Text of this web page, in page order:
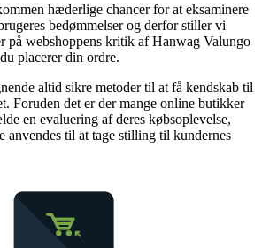
hæderlige chancer for at eksaminere
bedømmelser og derfor stiller vi
på webshoppens kritik af Hanwag Valungo
placerer din ordre.
altid sikre metoder til at få kendskab til
Foruden det er der mange online butikker
en evaluering af deres købsoplevelse,
anvendes til at tage stilling til kundernes